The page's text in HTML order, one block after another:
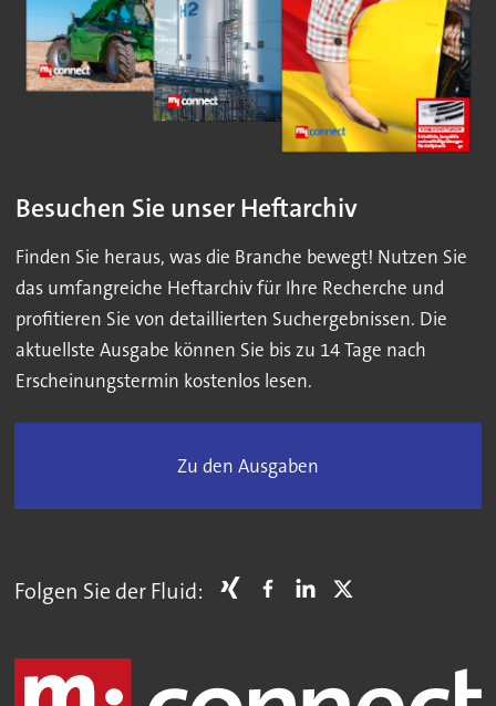
Besuchen Sie unser Heftarchiv
Finden Sie heraus, was die Branche bewegt! Nutzen Sie
das umfangreiche Heftarchiv für Ihre Recherche und
profitieren Sie von detaillierten Suchergebnissen. Die
aktuellste Ausgabe können Sie bis zu 14 Tage nach
Erscheinungstermin kostenlos lesen.
Zu den Ausgaben
Folgen Sie der Fluid: